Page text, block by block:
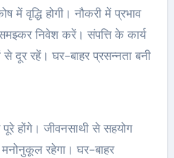
वृद्धि होगी। नौकरी में प्रभाव
निवेश करें। संपत्ति के कार्य
रहें। घर-बाहर प्रसन्नता बनी
पूरे होंगे। जीवनसाथी से सहयोग
मनोनुकूल रहेगा। घर-बाहर